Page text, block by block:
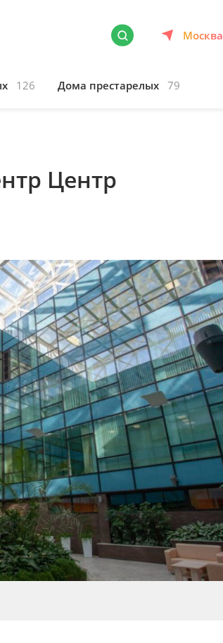
Москва
126 Дома престарелых 79
Центр